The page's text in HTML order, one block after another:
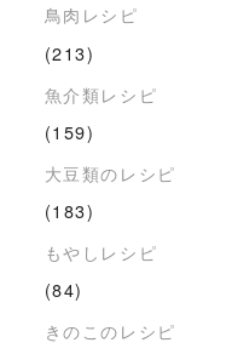
鳥肉レシピ
(213)
魚介類レシピ
(159)
大豆類のレシピ
(183)
もやしレシピ
(84)
きのこのレシピ